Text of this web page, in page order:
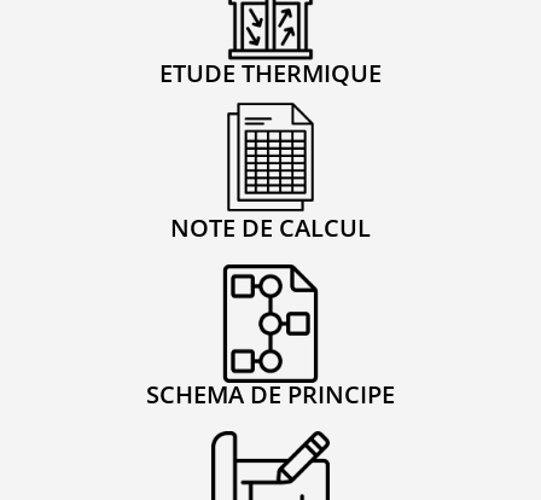
ETUDE THERMIQUE
NOTE DE CALCUL
SCHEMA DE PRINCIPE